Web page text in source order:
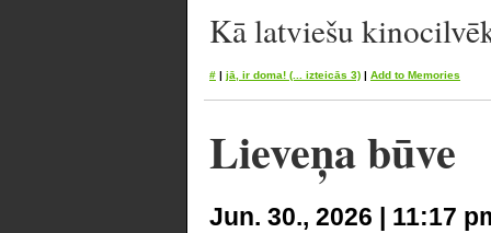
Kā latviešu
# | jā, ir doma! (... izteicās 3) | Add to Memories
Lieveņa būve
Jun. 30., 2026 | 11:17